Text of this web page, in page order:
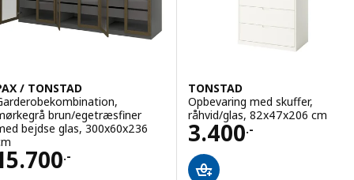
/ TONSTAD
brun/egetræsfiner
bejdse glas, 300x60x236
.-
15700.-
TONSTAD
Opbevaring med skuffer,
råhvid/glas, 82x47x206 cm
3.400.-
Pris 3400.-